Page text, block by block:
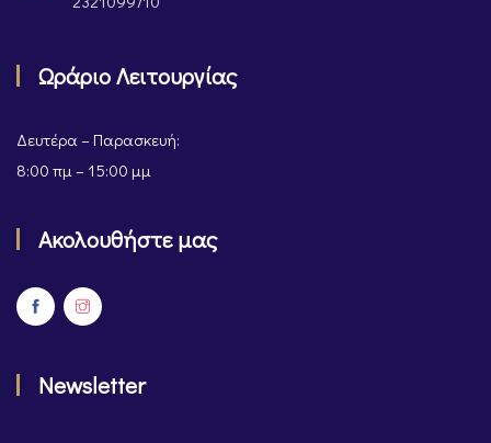
Ωράριο Λειτουργίας
Δευτέρα – Παρασκευή:
8:00 πμ – 15:00 μμ
Ακολουθήστε μας
Newsletter